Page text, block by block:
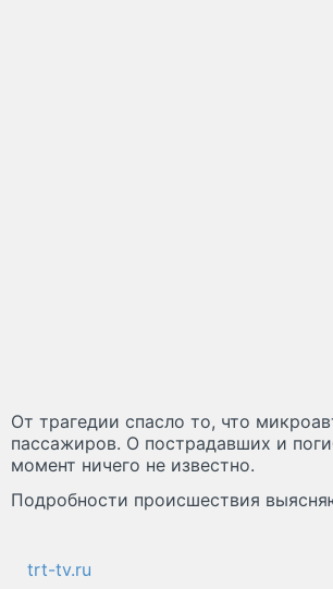
От трагедии спасло то, что
пассажиров. О пострадавших и
момент ничего не известно.
Подробности происшествия
trt-tv.ru